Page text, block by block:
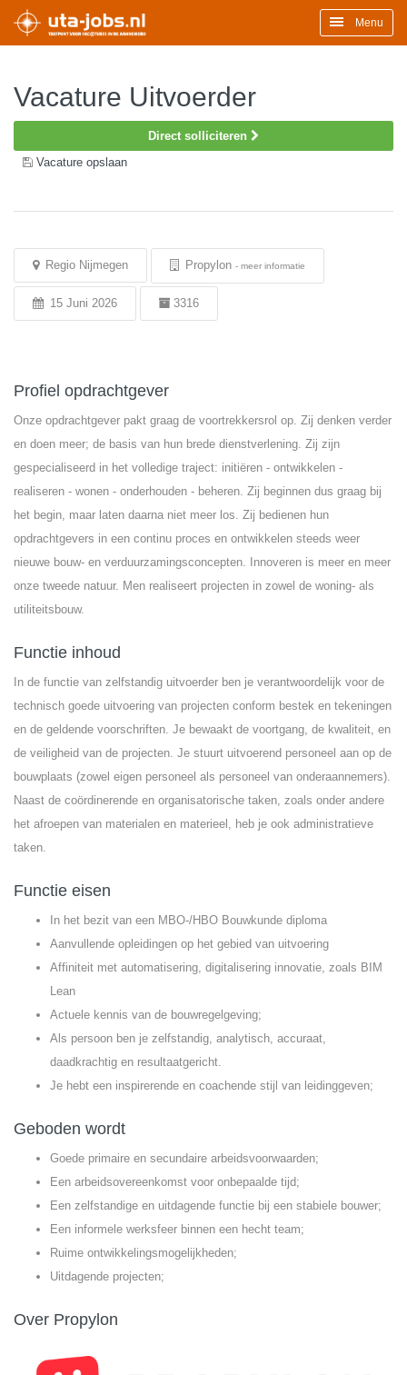
Menu
Vacature Uitvoerder
Direct solliciteren
Vacature opslaan
Regio Nijmegen Propylon - meer informatie
15 Juni 2026 3316
Profiel opdrachtgever
Onze opdrachtgever pakt graag de voortrekkersrol op. Zij denken verder
en doen meer; de basis van hun brede dienstverlening. Zij zijn
gespecialiseerd in het volledige traject: initiëren - ontwikkelen -
realiseren - wonen - onderhouden - beheren. Zij beginnen dus graag bij
het begin, maar laten daarna niet meer los. Zij bedienen hun
opdrachtgevers in een continu proces en ontwikkelen steeds weer
nieuwe bouw- en verduurzamingsconcepten. Innoveren is meer en meer
onze tweede natuur. Men realiseert projecten in zowel de woning- als
utiliteitsbouw.
Functie inhoud
In de functie van zelfstandig uitvoerder ben je verantwoordelijk voor de
technisch goede uitvoering van projecten conform bestek en tekeningen
en de geldende voorschriften. Je bewaakt de voortgang, de kwaliteit, en
de veiligheid van de projecten. Je stuurt uitvoerend personeel aan op de
bouwplaats (zowel eigen personeel als personeel van onderaannemers).
Naast de coördinerende en organisatorische taken, zoals onder andere
het afroepen van materialen en materieel, heb je ook administratieve
taken.
Functie eisen
In het bezit van een MBO-/HBO Bouwkunde diploma
Aanvullende opleidingen op het gebied van uitvoering
Affiniteit met automatisering, digitalisering innovatie, zoals BIM
Lean
Actuele kennis van de bouwregelgeving;
Als persoon ben je zelfstandig, analytisch, accuraat,
daadkrachtig en resultaatgericht.
Je hebt een inspirerende en coachende stijl van leidinggeven;
Geboden wordt
Goede primaire en secundaire arbeidsvoorwaarden;
Een arbeidsovereenkomst voor onbepaalde tijd;
Een zelfstandige en uitdagende functie bij een stabiele bouwer;
Een informele werksfeer binnen een hecht team;
Ruime ontwikkelingsmogelijkheden;
Uitdagende projecten;
Over Propylon